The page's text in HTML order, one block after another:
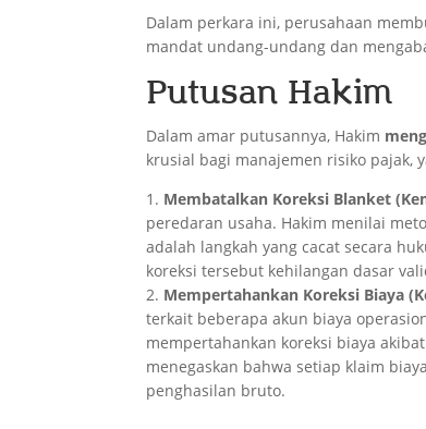
Dalam perkara ini, perusahaan
mandat undang-undang dan
Putusan Hakim
Dalam amar putusannya, Hakim
krusial bagi manajemen risiko pajak,
Membatalkan Koreksi Blanket
peredaran usaha. Hakim menilai
adalah langkah yang cacat secara
koreksi tersebut kehilangan dasar
Mempertahankan Koreksi Biaya
terkait beberapa akun biaya
mempertahankan koreksi biaya
menegaskan bahwa setiap klaim
penghasilan bruto.